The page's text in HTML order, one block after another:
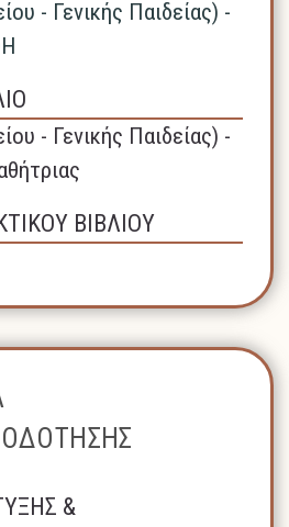
- Γενικής Παιδείας) -
- Γενικής Παιδείας) -
ΒΙΒΛΙΟΥ
&